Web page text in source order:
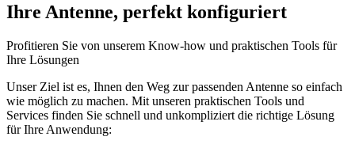
Ihre Antenne, perfekt konfiguriert
Profitieren Sie von unserem Know-how und praktischen Tools für
Ihre Lösungen
Unser Ziel ist es, Ihnen den Weg zur passenden Antenne so einfach
wie möglich zu machen. Mit unseren praktischen Tools und
Services finden Sie schnell und unkompliziert die richtige Lösung
für Ihre Anwendung: